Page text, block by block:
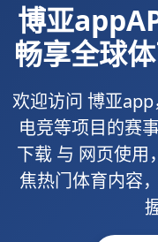
博亚app
畅享全球
欢迎访问 博亚app
电竞等项目的赛
下载 与 网页使用
焦热门体育内容